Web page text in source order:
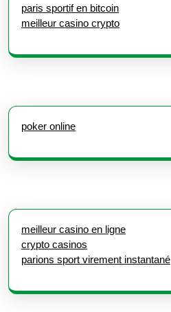
paris sportif en bitcoin
meilleur casino crypto
poker online
meilleur casino en ligne
crypto casinos
parions sport virement instantané